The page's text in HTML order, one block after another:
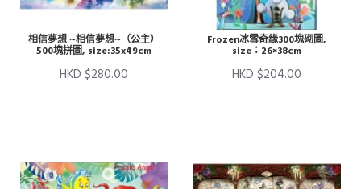
相信夢想 ~相信夢想~（公主）
500塊拼圖, size:35x49cm
HKD $280.00
Frozen冰雪奇緣300塊砌圖,
size：26×38cm
HKD $204.00